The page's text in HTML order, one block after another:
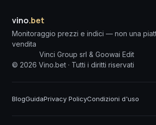
vino.bet
Monitoraggio prezzi e indici — non una
vendita
Vinci Group srl & Goowai Edit
© 2026 Vino.bet · Tutti i diritti riservati
BlogGuidaPrivacy PolicyCondizioni d'uso